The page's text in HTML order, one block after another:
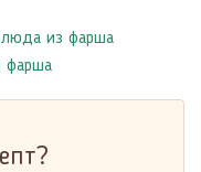
из фарша
фарша